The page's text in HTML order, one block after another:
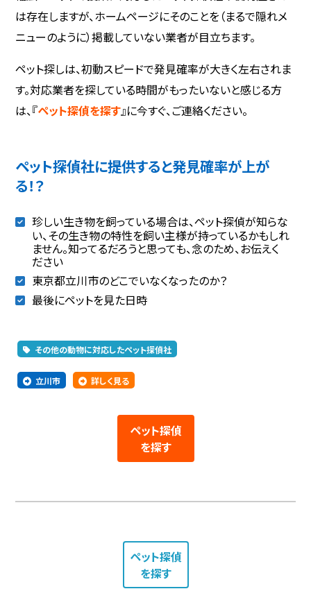
は存在しますが、ホームページにそのことを（まるで隠れメ
ニューのように）掲載していない業者が目立ちます。
ペット探しは、初動スピードで発見確率が大きく左右されま
す。対応業者を探している時間がもったいないと感じる方
は、『ペット探偵を探す』に今すぐ、ご連絡ください。
ペット探偵社に提供すると発見確率が上が
る！？
珍しい生き物を飼っている場合は、ペット探偵が知らな
い、その生き物の特性を飼い主様が持っているかもしれ
ません。知ってるだろうと思っても、念のため、お伝えく
ださい
東京都立川市のどこでいなくなったのか？
最後にペットを見た日時
その他の動物に対応したペット探偵社
立川市 詳しく見る
ペット探偵
を探す
ペット探偵
を探す